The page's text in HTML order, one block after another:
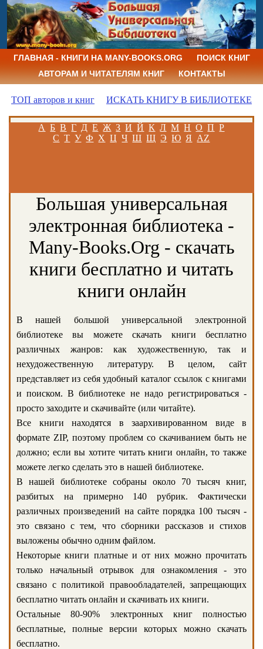
ГЛАВНАЯ - КНИГИ НА MANY-BOOKS.ORG
ПОИСК КНИГ
АВТОРАМ И ЧИТАТЕЛЯМ КНИГ
КОНТАКТЫ
ТОП авторов и книг ИСКАТЬ КНИГУ В БИБЛИОТЕКЕ
А Б В Г Д Е Ж З И Й К Л М Н О П Р
С Т У Ф Х Ц Ч Ш Щ Э Ю Я AZ
Большая универсальная
электронная библиотека -
Many-Books.Org - скачать
книги бесплатно и читать
книги онлайн
В нашей большой универсальной электронной
библиотеке вы можете скачать книги бесплатно
различных жанров: как художественную, так и
нехудожественную литературу. В целом, сайт
представляет из себя удобный каталог ссылок с книгами
и поиском. В библиотеке не надо регистрироваться -
просто заходите и скачивайте (или читайте).
Все книги находятся в заархивированном виде в
формате ZIP, поэтому проблем со скачиванием быть не
должно; если вы хотите читать книги онлайн, то также
можете легко сделать это в нашей библиотеке.
В нашей библиотеке собраны около 70 тысяч книг,
разбитых на примерно 140 рубрик. Фактически
различных произведений на сайте порядка 100 тысяч -
это связано с тем, что сборники рассказов и стихов
выложены обычно одним файлом.
Некоторые книги платные и от них можно прочитать
только начальный отрывок для ознакомления - это
связано с политикой правообладателей, запрещающих
бесплатно читать онлайн и скачивать их книги.
Остальные 80-90% электронных книг полностью
бесплатные, полные версии которых можно скачать
бесплатно.